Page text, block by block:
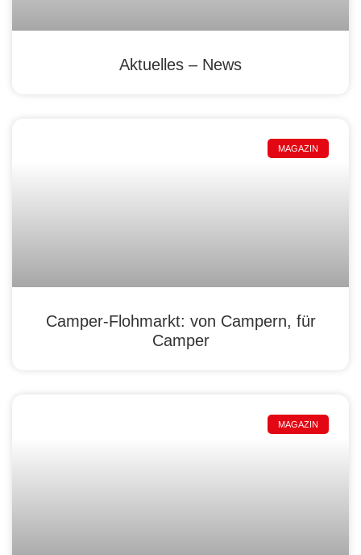
Aktuelles – News
MAGAZIN
Camper-Flohmarkt: von Campern, für
Camper
MAGAZIN